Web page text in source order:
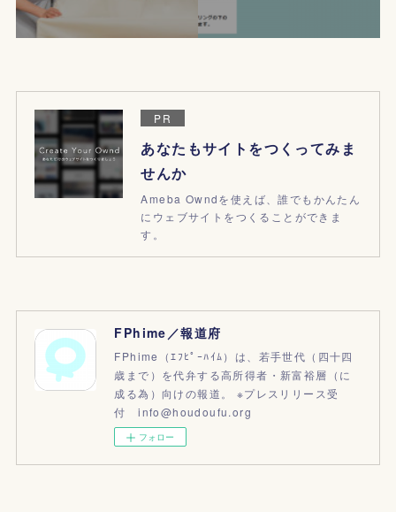
PR
あなたもサイトをつくってみま
せんか
Ameba Owndを使えば、誰でもかんたん
にウェブサイトをつくることができま
す。
FPhime／報道府
FPhime（ｴﾌﾋﾟｰﾊｲﾑ）は、若手世代（四十四
歳まで）を代弁する高所得者・新富裕層（に
成る為）向けの報道。 ※プレスリリース受
付 info@houdoufu.org
フォロー